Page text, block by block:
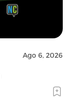
Ago 6, 2026